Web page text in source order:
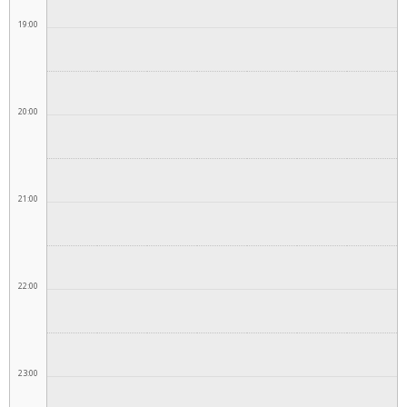
19:00
20:00
21:00
22:00
23:00